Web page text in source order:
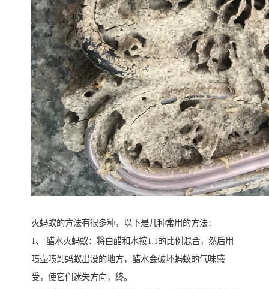
灭蚂蚁的方法有很多种，以下是几种常用的方法：
1、 醋水灭蚂蚁：将白醋和水按1:1的比例混合，然后用
喷壶喷到蚂蚁出没的地方，醋水会破坏蚂蚁的气味感
受，使它们迷失方向，终。